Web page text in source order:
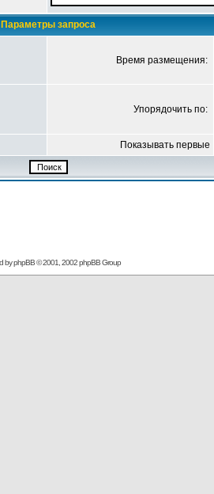
Параметры запроса
Время размещения:
Упорядочить по:
Показывать первые
byphpBB© 2001, 2002 phpBB Group